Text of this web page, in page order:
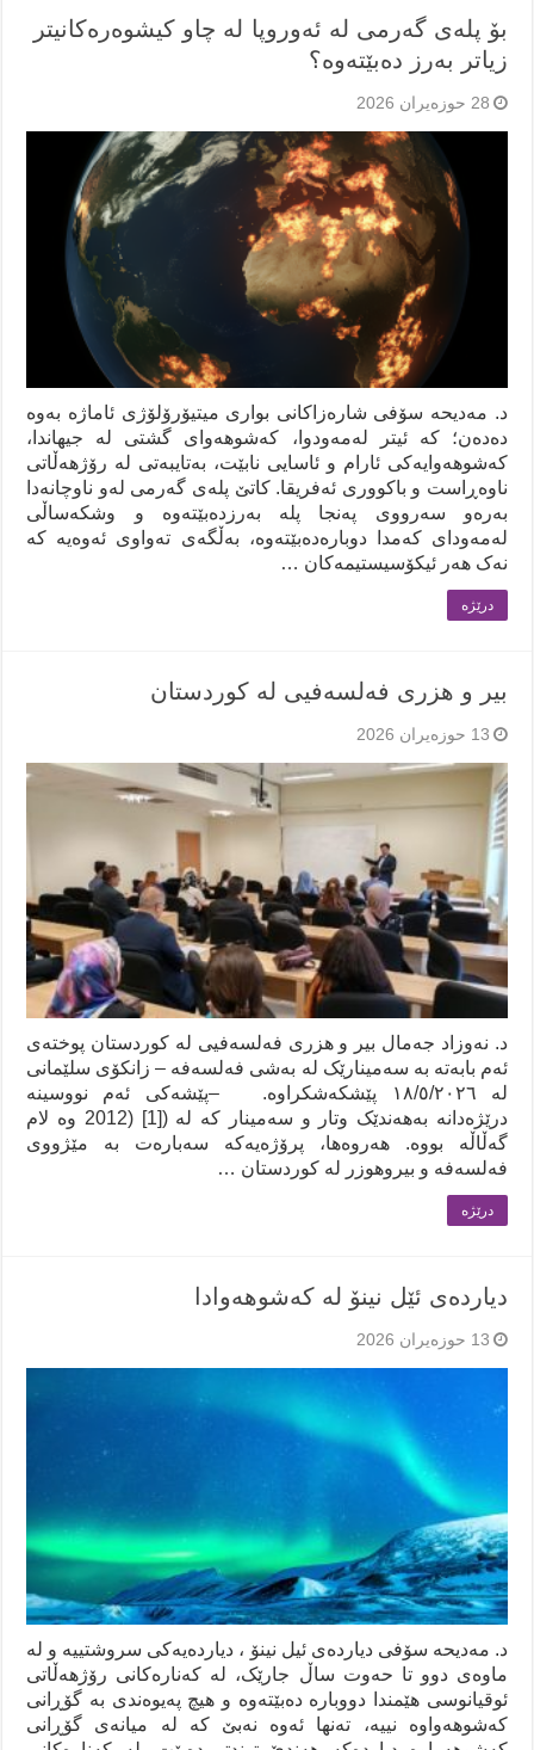
بۆ پلەی گەرمی لە ئەوروپا لە چاو کیشوەرەکانیتر
زیاتر بەرز دەبێتەوە؟
28 حوزه‌یران 2026
د. مەدیحە سۆفی شارەزاکانی بواری میتیۆرۆلۆژی ئاماژە بەوە
دەدەن؛ کە ئیتر لەمەودوا، کەشوهەوای گشتی لە جیهاندا،
کەشوهەوایەکی ئارام و ئاسایی نابێت، بەتایبەتی لە رۆژهەڵاتی
ناوەڕاست و باکووری ئەفریقا. کاتێ پلەی گەرمی لەو ناوچانەدا
بەرەو سەرووی پەنجا پلە بەرزدەبێتەوە و وشکەساڵی
لەمەودای کەمدا دوبارەدەبێتەوە، بەڵگەی تەواوی ئەوەیە کە
نەک هەر ئیکۆسیستیمەکان …
درێژه‌
بیر و هزری فەلسەفیی لە کوردستان
13 حوزه‌یران 2026
د. نەوزاد جەمال بیر و هزری فەلسەفیی لە کوردستان پوختەی
ئەم بابەتە بە سەمینارێک لە بەشی فەلسەفە – زانکۆی سلێمانی
لە ١٨/٥/٢٠٢٦ پێشکەشکراوە. –پێشەکی ئەم نووسینە
درێژەدانە بەهەندێک وتار و سەمینار کە لە ([1] (2012 وە لام
گەڵاڵە بووە. هەروەها، پرۆژەیەکە سەبارەت بە مێژووی
فەلسەفە و بیروهوزر لە کوردستان …
درێژه‌
دیاردەی ئێل نینۆ لە کەشوهەوادا
13 حوزه‌یران 2026
د. مەدیحە سۆفی دیاردەی ئیل نینۆ ، دیاردەیەکی سروشتییە و لە
ماوەی دوو تا حەوت ساڵ جارێک، لە کەنارەکانی رۆژهەڵاتی
ئوقیانوسی هێمندا دووبارە دەبێتەوە و هیچ پەیوەندی بە گۆڕانی
کەشوهەواوە نییە، تەنها ئەوە نەبێ کە لە میانەی گۆڕانی